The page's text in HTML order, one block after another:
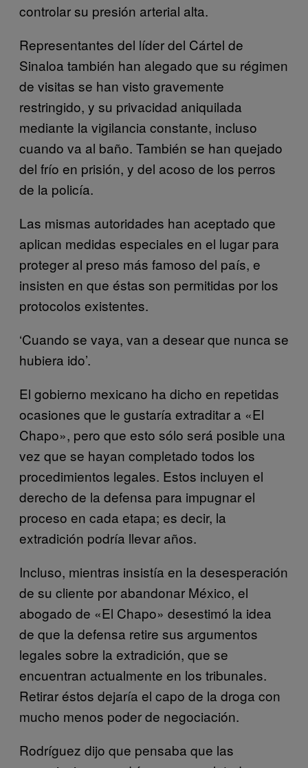
controlar su presión arterial alta.
Representantes del líder del Cártel de
Sinaloa también han alegado que su régimen
de visitas se han visto gravemente
restringido, y su privacidad aniquilada
mediante la vigilancia constante, incluso
cuando va al baño. También se han quejado
del frío en prisión, y del acoso de los perros
de la policía.
Las mismas autoridades han aceptado que
aplican medidas especiales en el lugar para
proteger al preso más famoso del país, e
insisten en que éstas son permitidas por los
protocolos existentes.
‘Cuando se vaya, van a desear que nunca se
hubiera ido’.
El gobierno mexicano ha dicho en repetidas
ocasiones que le gustaría extraditar a «El
Chapo», pero que esto sólo será posible una
vez que se hayan completado todos los
procedimientos legales. Estos incluyen el
derecho de la defensa para impugnar el
proceso en cada etapa; es decir, la
extradición podría llevar años.
Incluso, mientras insistía en la desesperación
de su cliente por abandonar México, el
abogado de «El Chapo» desestimó la idea
de que la defensa retire sus argumentos
legales sobre la extradición, que se
encuentran actualmente en los tribunales.
Retirar éstos dejaría el capo de la droga con
mucho menos poder de negociación.
Rodríguez dijo que pensaba que las